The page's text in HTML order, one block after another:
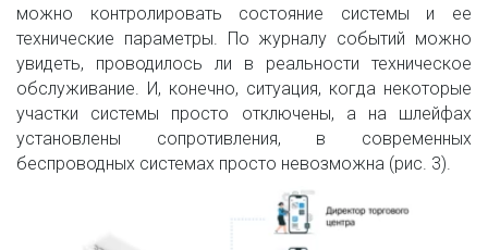
можно контролировать состояние системы и ее
технические параметры. По журналу событий можно
увидеть, проводилось ли в реальности техническое
обслуживание. И, конечно, ситуация, когда некоторые
участки системы просто отключены, а на шлейфах
установлены сопротивления, в современных
беспроводных системах просто невозможна (рис. 3).